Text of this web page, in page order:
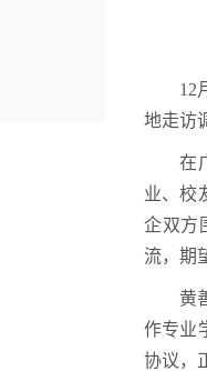
12
地走访
在
业、校
企双方
流，期
黄
作专业
协议，